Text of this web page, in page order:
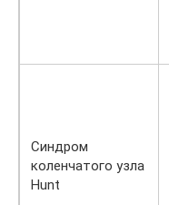
Синдром
коленчатого узла
Hunt